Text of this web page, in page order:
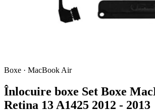
Boxe · MacBook Air
Înlocuire boxe Set Boxe
Retina 13 A1425 2012 - 2013